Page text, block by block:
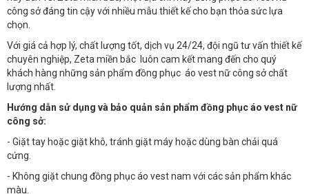
công sở đáng tin cậy với nhiều mẫu thiết kế cho bạn thỏa sức lựa
chọn.
Với giá cả hợp lý, chất lượng tốt, dịch vụ 24/24, đội ngũ tư vấn thiết kế
chuyên nghiệp, Zeta miền bắc luôn cam kết mang đến cho quý
khách hàng những sản phẩm đồng phục áo vest nữ công sở chất
lượng nhất.
Hướng dẫn sử dụng và bảo quản sản phẩm đồng phục áo vest nữ
công sở:
- Giặt tay hoặc giặt khô, tránh giặt máy hoặc dùng bàn chải quá
cứng.
- Không giặt chung đồng phục áo vest nam với các sản phẩm khác
màu.